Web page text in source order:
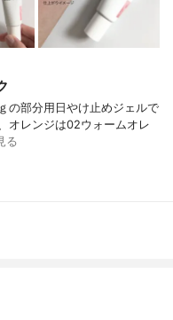
の部分用日やけ止めジェルで
オレンジは02ウォームオレ
る